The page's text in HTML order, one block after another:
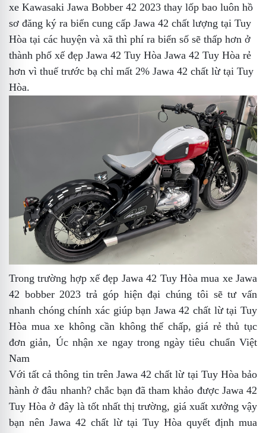
xe Kawasaki Jawa Bobber 42 2023 thay lốp bao luôn hồ
sơ đăng ký ra biển cung cấp Jawa 42 chất lượng tại Tuy
Hòa tại các huyện và xã thì phí ra biển số sẽ thấp hơn ở
thành phố xế đẹp Jawa 42 Tuy Hòa Jawa 42 Tuy Hòa rẻ
hơn vì thuế trước bạ chỉ mất 2% Jawa 42 chất lừ tại Tuy
Hòa.
Trong trường hợpxế đẹp Jawa 42 Tuy Hòamua xe Jawa
42 bobber 2023 trả góphiện đại chúng tôi sẽ tư vấn
nhanh chóng chính xác giúp bạn Jawa 42 chất lừ tại Tuy
Hòa mua xe không cần không thế chấp, giá rẻthủ tục
đơn giản, Úcnhận xe ngay trong ngày tiêu chuẩn Việt
Nam
Với tất cả thông tin trênJawa 42 chất lừ tại Tuy Hòabảo
hành ở đâu nhanh?chắc bạn đã tham khảo được Jawa 42
Tuy Hòa ở đây là tốt nhất thị trường, giá xuất xưởng vậy
bạn nên Jawa 42 chất lừ tại Tuy Hòa quyết định mua